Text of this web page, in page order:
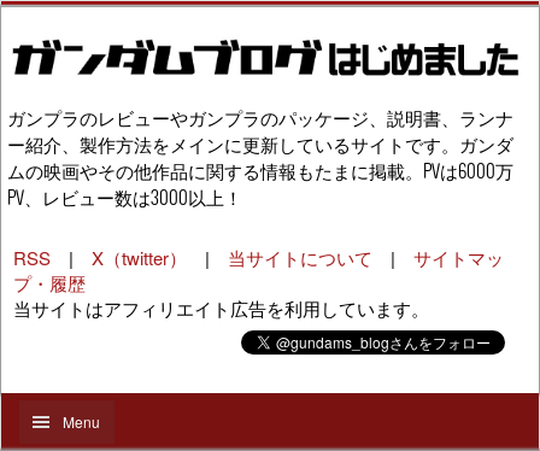
ガンプラのレビューやガンプラのパッケージ、説明書、ランナ
ー紹介、製作方法をメインに更新しているサイトです。ガンダ
ムの映画やその他作品に関する情報もたまに掲載。PVは6000万
PV、レビュー数は3000以上！
RSS | X（twitter） | 当サイトについて | サイトマッ
プ・履歴
当サイトはアフィリエイト広告を利用しています。
Menu